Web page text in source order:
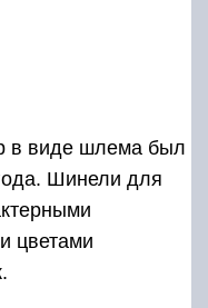
в виде шлема был
Шинели для
цветами